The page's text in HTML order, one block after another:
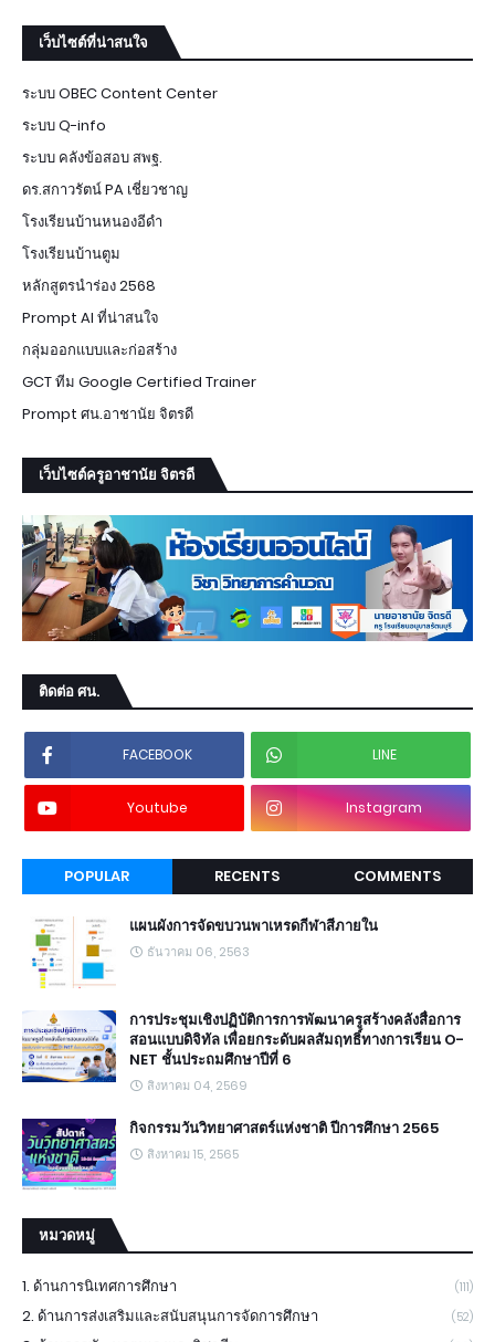
เว็บไซต์ที่น่าสนใจ
ระบบ OBEC Content Center
ระบบ Q-info
ระบบ คลังข้อสอบ สพฐ.
ดร.สกาวรัตน์ PA เชี่ยวชาญ
โรงเรียนบ้านหนองอีดำ
โรงเรียนบ้านตูม
หลักสูตรนำร่อง 2568
Prompt AI ที่น่าสนใจ
กลุ่มออกแบบและก่อสร้าง
GCT ทีม Google Certified Trainer
Prompt ศน.อาชานัย จิตรดี
เว็บไซต์ครูอาชานัย จิตรดี
ติดต่อ ศน.
FACEBOOK LINE
Youtube Instagram
POPULAR RECENTS COMMENTS
แผนผังการจัดขบวนพาเหรดกีฬาสีภายใน
ธันวาคม 06, 2563
การประชุมเชิงปฏิบัติการการพัฒนาครูสร้างคลังสื่อการ
สอนแบบดิจิทัล เพื่อยกระดับผลสัมฤทธิ์ทางการเรียน O-
NET ชั้นประถมศึกษาปีที่ 6
สิงหาคม 04, 2569
กิจกรรมวันวิทยาศาสตร์แห่งชาติ ปีการศึกษา 2565
สิงหาคม 15, 2565
หมวดหมู่
1. ด้านการนิเทศการศึกษา (111)
2. ด้านการส่งเสริมและสนับสนุนการจัดการศึกษา (52)